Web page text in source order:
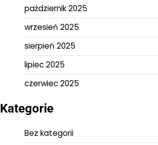
październik 2025
wrzesień 2025
sierpień 2025
lipiec 2025
czerwiec 2025
Kategorie
Bez kategorii